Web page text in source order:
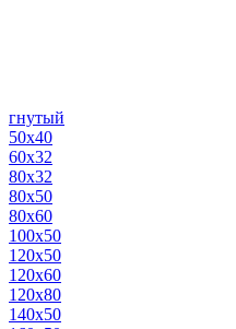
гнутый
50х40
60х32
80х32
80х50
80х60
100х50
120х50
120х60
120х80
140х50